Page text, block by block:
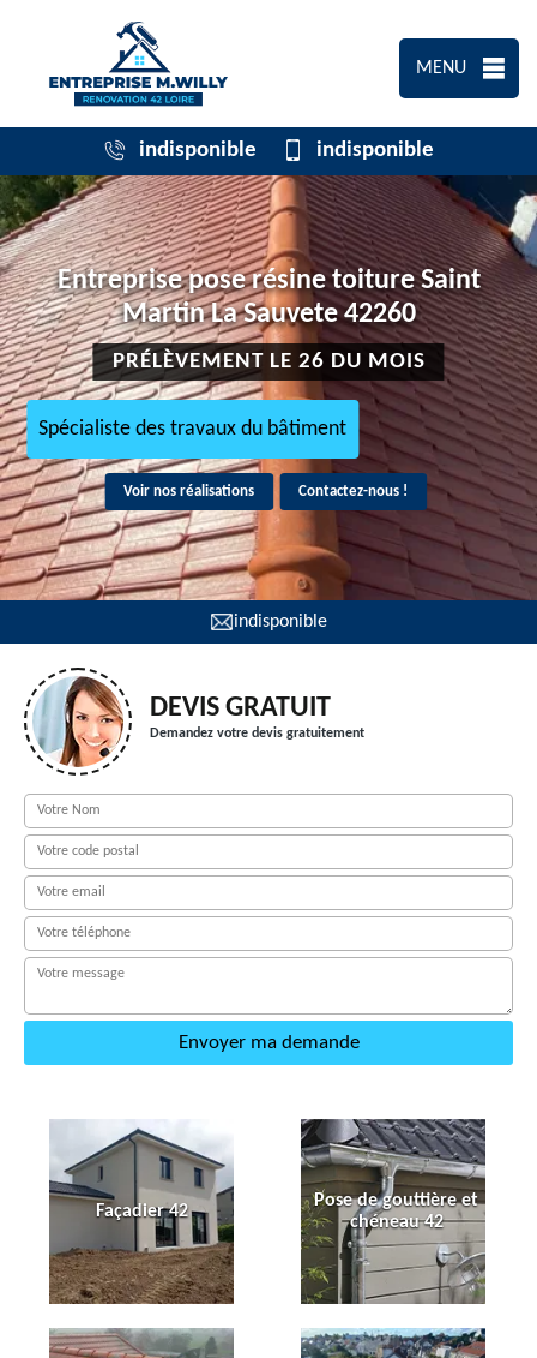
MENU
indisponible indisponible
Entreprise pose résine toiture Saint
Martin La Sauvete 42260
PRÉLÈVEMENT LE 26 DU MOIS
Spécialiste des travaux du bâtiment
Voir nos réalisations Contactez-nous !
indisponible
DEVIS GRATUIT
Demandez votre devis gratuitement
Façadier 42
Pose de gouttière et
chéneau 42